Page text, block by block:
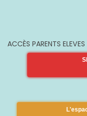
ACCÈS PARENTS ELEVES